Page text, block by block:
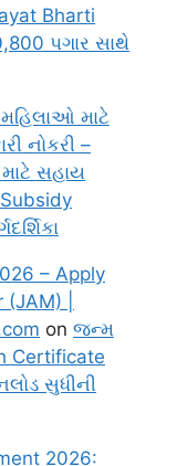
Bharti
પગાર સાથે
માટે
નોકરી –
સહાય
– Apply
|
on જન્મ
Certificate
સુધીની
2026: